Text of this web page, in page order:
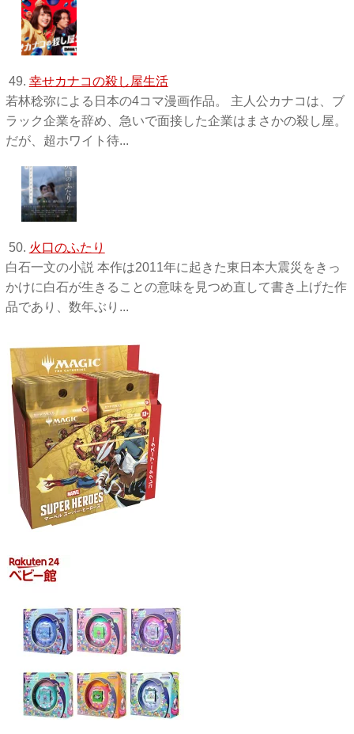
49. 幸せカナコの殺し屋生活
若林稔弥による日本の4コマ漫画作品。 主人公カナコは、ブ
ラック企業を辞め、急いで面接した企業はまさかの殺し屋。
だが、超ホワイト待...
50. 火口のふたり
白石一文の小説 本作は2011年に起きた東日本大震災をきっ
かけに白石が生きることの意味を見つめ直して書き上げた作
品であり、数年ぶり...